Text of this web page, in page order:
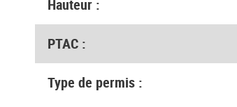
Hauteur :
PTAC :
Type de permis :